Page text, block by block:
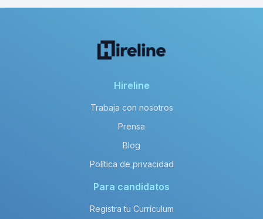
Hireline
Trabaja con nosotros
Prensa
Blog
Política de privacidad
Para candidatos
Registra tu Currículum